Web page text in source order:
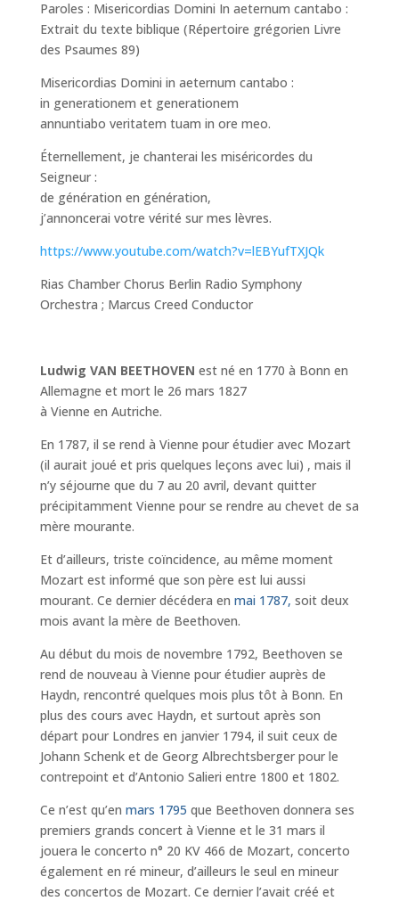
Paroles : Misericordias Domini In aeternum cantabo :
Extrait du texte biblique (Répertoire grégorien Livre
des Psaumes 89)
Misericordias Domini in aeternum cantabo :
in generationem et generationem
annuntiabo veritatem tuam in ore meo.
Éternellement, je chanterai les miséricordes du
Seigneur :
de génération en génération,
j’annoncerai votre vérité sur mes lèvres.
https://www.youtube.com/watch?v=lEBYufTXJQk
Rias Chamber Chorus Berlin Radio Symphony
Orchestra ; Marcus Creed Conductor
Ludwig VAN BEETHOVEN est né en 1770 à Bonn en
Allemagne et mort le 26 mars 1827
à Vienne en Autriche.
En 1787, il se rend à Vienne pour étudier avec Mozart
(il aurait joué et pris quelques leçons avec lui) , mais il
n’y séjourne que du 7 au 20 avril, devant quitter
précipitamment Vienne pour se rendre au chevet de sa
mère mourante.
Et d’ailleurs, triste coïncidence, au même moment
Mozart est informé que son père est lui aussi
mourant. Ce dernier décédera en mai 1787, soit deux
mois avant la mère de Beethoven.
Au début du mois de novembre 1792, Beethoven se
rend de nouveau à Vienne pour étudier auprès de
Haydn, rencontré quelques mois plus tôt à Bonn. En
plus des cours avec Haydn, et surtout après son
départ pour Londres en janvier 1794, il suit ceux de
Johann Schenk et de Georg Albrechtsberger pour le
contrepoint et d’Antonio Salieri entre 1800 et 1802.
Ce n’est qu’en mars 1795 que Beethoven donnera ses
premiers grands concert à Vienne et le 31 mars il
jouera le concerto n° 20 KV 466 de Mozart, concerto
également en ré mineur, d’ailleurs le seul en mineur
des concertos de Mozart. Ce dernier l’avait créé et